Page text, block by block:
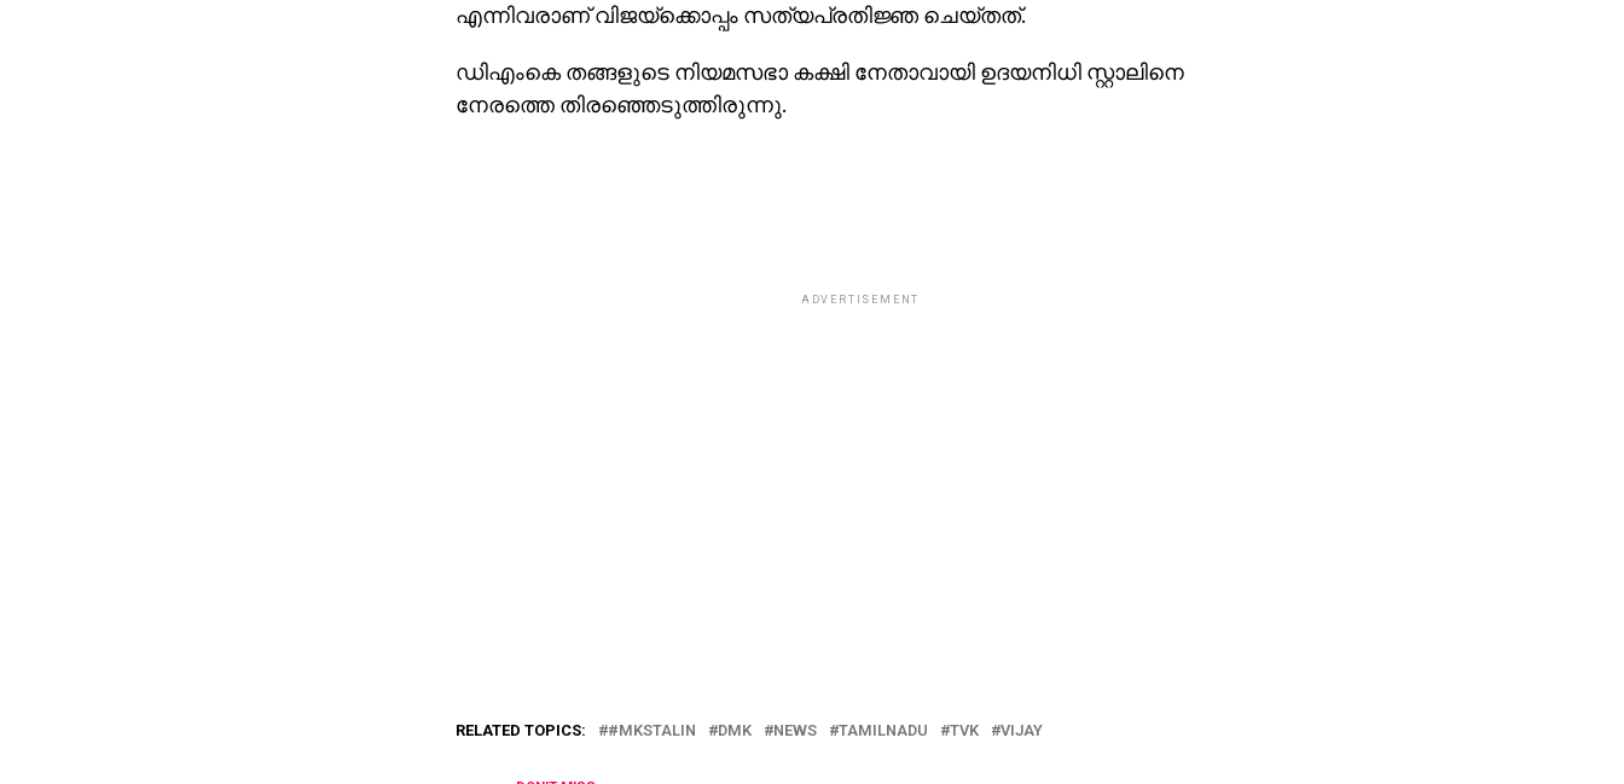
എന്നിവരാണ് വിജയ്‌ക്കൊപ്പം സത്യപ്രതിജ്ഞ ചെയ്തത്.
ഡിഎംകെ തങ്ങളുടെ നിയമസഭാ കക്ഷി നേതാവായി ഉദയനിധി സ്റ്റാലിനെ
നേരത്തെ തിരഞ്ഞെടുത്തിരുന്നു.
ADVERTISEMENT
RELATED TOPICS: #MKSTALIN DMK NEWS TAMILNADU TVK VIJAY